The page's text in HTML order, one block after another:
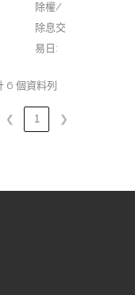
除權/
除息交
易日:
6 個資料列
❮ 1 ❯